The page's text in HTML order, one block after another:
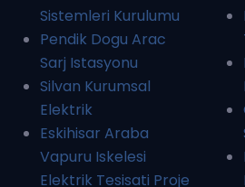
Sistemleri Kurulumu
Pendik Dogu Arac
Sarj Istasyonu
Silvan Kurumsal
Elektrik
Eskihisar Araba
Vapuru Iskelesi
Elektrik Tesisati Proje